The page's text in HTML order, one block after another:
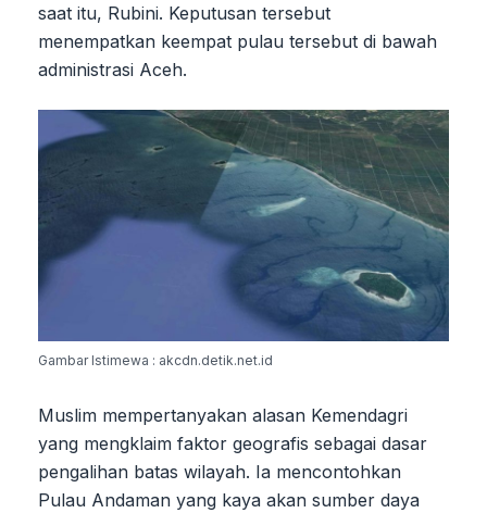
saat itu, Rubini. Keputusan tersebut
menempatkan keempat pulau tersebut di bawah
administrasi Aceh.
Gambar Istimewa : akcdn.detik.net.id
Muslim mempertanyakan alasan Kemendagri
yang mengklaim faktor geografis sebagai dasar
pengalihan batas wilayah. Ia mencontohkan
Pulau Andaman yang kaya akan sumber daya